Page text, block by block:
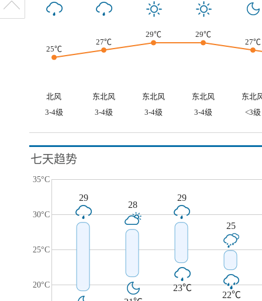
25℃
27℃
29℃
29℃
27℃
北风 东北风 东北风 东北风
东北
3-4级
3-4级 3-4级 3-4级 <3级
七天趋势
35°C
30°C
25°C
20°C
29
28
29
23℃
25
22℃